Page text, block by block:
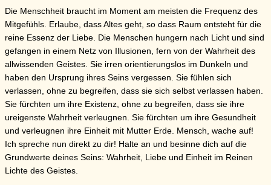
Die Menschheit braucht im Moment am meisten die Frequenz des
Mitgefühls. Erlaube, dass Altes geht, so dass Raum entsteht für die
reine Essenz der Liebe. Die Menschen hungern nach Licht und sind
gefangen in einem Netz von Illusionen, fern von der Wahrheit des
allwissenden Geistes. Sie irren orientierungslos im Dunkeln und
haben den Ursprung ihres Seins vergessen. Sie fühlen sich
verlassen, ohne zu begreifen, dass sie sich selbst verlassen haben.
Sie fürchten um ihre Existenz, ohne zu begreifen, dass sie ihre
ureigenste Wahrheit verleugnen. Sie fürchten um ihre Gesundheit
und verleugnen ihre Einheit mit Mutter Erde. Mensch, wache auf!
Ich spreche nun direkt zu dir! Halte an und besinne dich auf die
Grundwerte deines Seins: Wahrheit, Liebe und Einheit im Reinen
Lichte des Geistes.